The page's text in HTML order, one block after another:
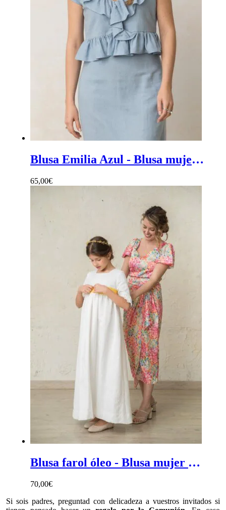
Blusa Emilia Azul - Blusa mujer de invitada en color azul con volante
65,00€
Blusa farol óleo - Blusa mujer de ceremonia con estampado colorido, manga farol y escote triangular
70,00€
Si sois padres, preguntad con delicadeza a vuestros invitados si